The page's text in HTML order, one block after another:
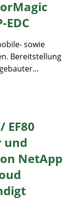
EDC
sowie
Bereitstellung
EF80
und
NetApp